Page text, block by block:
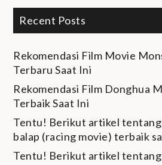
Recent Posts
Rekomendasi Film Movie
Terbaru Saat Ini
Rekomendasi Film Donghua
Terbaik Saat Ini
Tentu! Berikut artikel
balap (racing movie) terbaik
Tentu! Berikut artikel